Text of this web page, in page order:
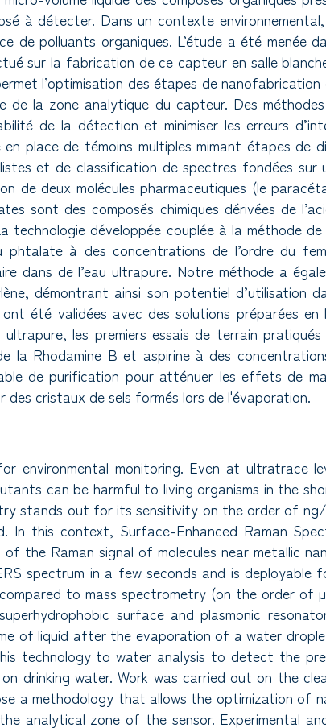
à détecter. Dans un contexte
de polluants organiques. L’étude a été menée
sur la fabrication de ce capteur en salle
l’optimisation des étapes de
la zone analytique du capteur. Des
de la détection et minimiser les erreurs
place de témoins multiples mimant étapes de
et de classification de spectres fondées sur
de deux molécules pharmaceutiques (le
sont des composés chimiques dérivées de
technologie développée couplée à la méthode
à des concentrations de l’ordre du
dans de l’eau ultrapure. Notre méthode a
démontrant ainsi son potentiel d’utilisation
été validées avec des solutions préparées en
les premiers essais de terrain
Rhodamine B et aspirine à des
de purification pour atténuer les effets de
cristaux de sels formés lors de l'évaporation.
environmental monitoring. Even at ultratrace
can be harmful to living organisms in the
stands out for its sensitivity on the order of
this context, Surface-Enhanced Raman
the Raman signal of molecules near metallic
spectrum in a few seconds and is deployable
to mass spectrometry (on the order
surface and plasmonic
of liquid after the evaporation of a water
technology to water analysis to detect the
drinking water. Work was carried out on the
a methodology that allows the optimization of
analytical zone of the sensor. Experimental